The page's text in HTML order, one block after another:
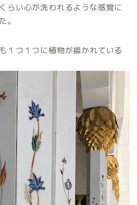
らい心が洗われるような感覚に
。
１つ１つに植物が描かれている